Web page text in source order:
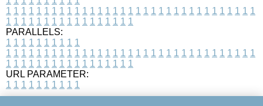
1 1 1 1 1 1 1 1 1 1 1 1 1 1 1 1 1 1 1 1 1 1 1 1 1 1 1 1 1 1 1 1 1
1 1 1 1 1 1 1 1 1 1 1 1 1 1 1 1 1
PARALLELS:
1 1 1 1 1 1 1 1 1 1
1 1 1 1 1 1 1 1 1 1 1 1 1 1 1 1 1 1 1 1 1 1 1 1 1 1 1 1 1 1 1 1 1
1 1 1 1 1 1 1 1 1 1 1 1 1 1 1 1 1
URL PARAMETER:
1 1 1 1 1 1 1 1 1 1